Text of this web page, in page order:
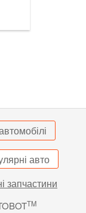
авто
запчастини
TM